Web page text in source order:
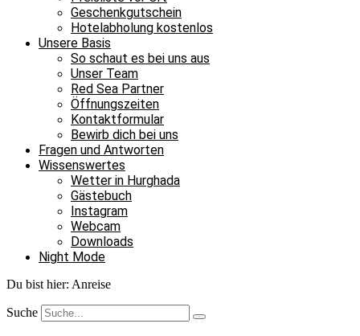
Geschenkgutschein
Hotelabholung kostenlos
Unsere Basis
So schaut es bei uns aus
Unser Team
Red Sea Partner
Öffnungszeiten
Kontaktformular
Bewirb dich bei uns
Fragen und Antworten
Wissenswertes
Wetter in Hurghada
Gästebuch
Instagram
Webcam
Downloads
Night Mode
Du bist hier: Anreise
Suche